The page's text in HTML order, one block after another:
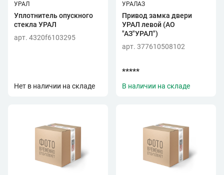
УРАЛ
Уплотнитель опускного
стекла УРАЛ
арт. 4320f6103295
Нет в наличии на складе
УРАЛАЗ
Привод замка двери
УРАЛ левой (АО
"АЗ"УРАЛ")
арт. 377610508102
*****
В наличии на складе